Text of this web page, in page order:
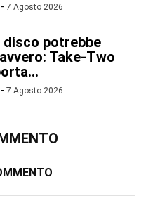
- 7 Agosto 2026
disco potrebbe
Take-Two
- 7 Agosto 2026